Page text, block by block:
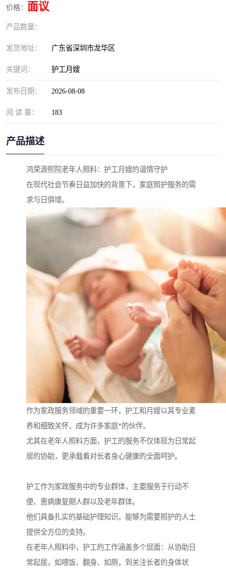
价格： 面议
产品数量：
发货地址： 广东省深圳市龙华区
关键词： 护工月嫂
发布日期： 2026-08-08
阅 读 量： 183
产品描述
鸿荣源熙院老年人照料：护工月嫂的温情守护
在现代社会节奏日益加快的背景下，家庭照护服务的需
求与日俱增。
作为家政服务领域的重要一环，护工和月嫂以其专业素
养和细致关怀，成为许多家庭*的伙伴。
尤其在老年人照料方面，护工的服务不仅体现为日常起
居的协助，更承载着对长者身心健康的全面呵护。
护工作为家政服务中的专业群体，主要服务于行动不
便、患病康复期人群以及老年群体。
他们具备扎实的基础护理知识，能够为需要照护的人士
提供全方位的支持。
在老年人照料中，护工的工作涵盖多个层面：从协助日
常起居，如喂饭、翻身、如厕，到关注长者的身体状